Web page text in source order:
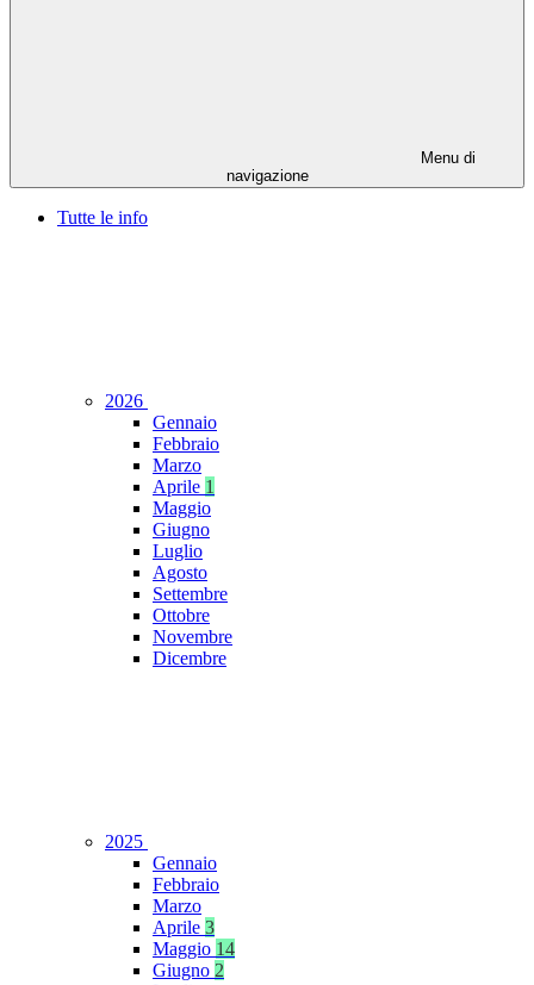
Menu di
navigazione
Tutte le info
2026
Gennaio
Febbraio
Marzo
Aprile 1
Maggio
Giugno
Luglio
Agosto
Settembre
Ottobre
Novembre
Dicembre
2025
Gennaio
Febbraio
Marzo
Aprile 3
Maggio 14
Giugno 2